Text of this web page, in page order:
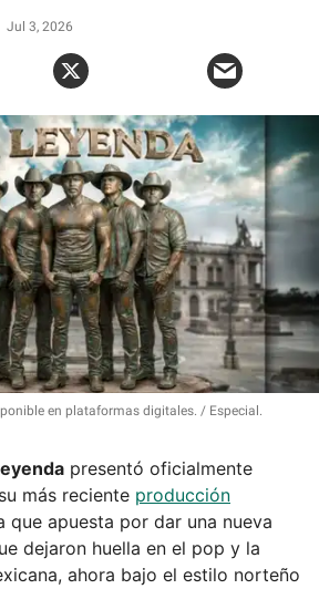
Jul 3, 2026
en plataformas digitales. Especial.
presentó oficialmente
más reciente producción
que apuesta por dar una nueva
dejaron huella en el pop y la
ahora bajo el estilo norteño